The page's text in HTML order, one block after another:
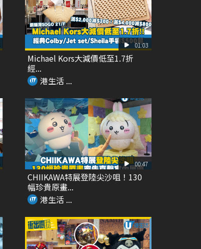
01:03
Michael Kors大減價低至1.7折
經...
港生活 ...
00:47
CHIIKAWA特展登陸尖沙咀！130
幅珍貴原畫...
港生活 ...